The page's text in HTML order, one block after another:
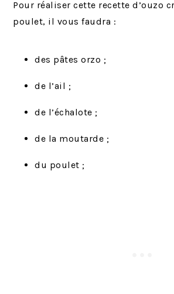
Pour réaliser cette recette d’ouzo
poulet, il vous faudra :
des pâtes orzo ;
de l’ail ;
de l’échalote ;
de la moutarde ;
du poulet ;